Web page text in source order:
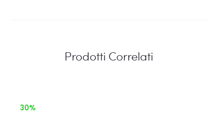
Prodotti Correlati
30%